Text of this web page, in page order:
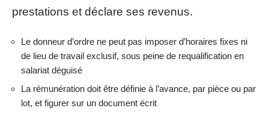
prestations et déclare ses revenus.
Le donneur d’ordre ne peut pas imposer d’horaires fixes ni
de lieu de travail exclusif, sous peine de requalification en
salariat déguisé
La rémunération doit être définie à l’avance, par pièce ou par
lot, et figurer sur un document écrit